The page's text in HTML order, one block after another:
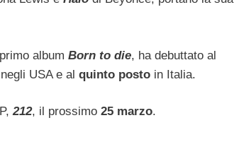
album Born to die, ha debuttato al
negli USA e al quinto posto in Italia.
212, il prossimo 25 marzo.